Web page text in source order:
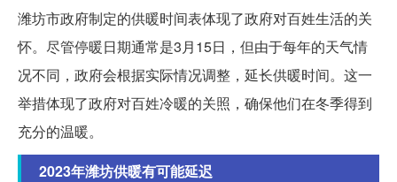
潍坊市政府制定的供暖时间表体现了政府对百姓生活的关
怀。尽管停暖日期通常是3月15日，但由于每年的天气情
况不同，政府会根据实际情况调整，延长供暖时间。这一
举措体现了政府对百姓冷暖的关照，确保他们在冬季得到
充分的温暖。
2023年潍坊供暖有可能延迟